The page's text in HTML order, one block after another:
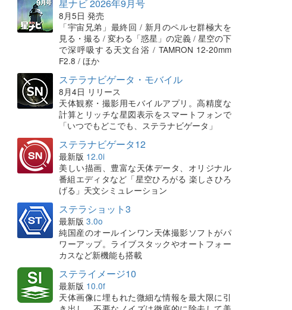
星ナビ 2026年9月号
8月5日 発売
「宇宙兄弟」最終回 / 新月のペルセ群極大を
見る・撮る / 変わる「惑星」の定義 / 星空の下
で深呼吸する天文台浴 / TAMRON 12-20mm
F2.8 / ほか
ステラナビゲータ・モバイル
8月4日 リリース
天体観察・撮影用モバイルアプリ。高精度な
計算とリッチな星図表示をスマートフォンで
「いつでもどこでも、ステラナビゲータ」
ステラナビゲータ12
最新版 12.0i
美しい描画、豊富な天体データ、オリジナル
番組エディタなど「星空ひろがる 楽しさひろ
げる」天文シミュレーション
ステラショット3
最新版 3.0o
純国産のオールインワン天体撮影ソフトがパ
ワーアップ。ライブスタックやオートフォー
カスなど新機能も搭載
ステライメージ10
最新版 10.0f
天体画像に埋もれた微細な情報を最大限に引